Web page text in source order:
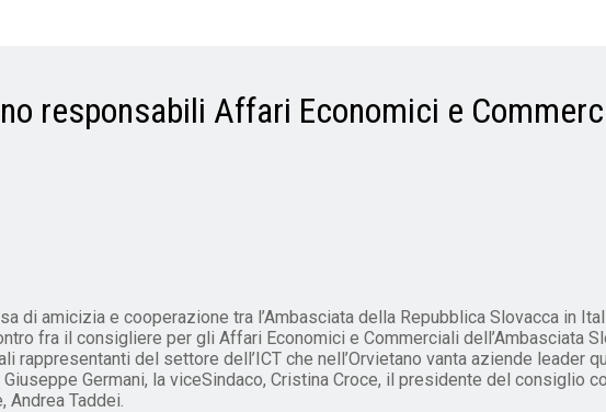
responsabili Affari Economici e
di amicizia e cooperazione tra l’Ambasciata della Repubblica Slovacca in
fra il consigliere per gli Affari Economici e Commerciali dell’Ambasciata
rappresentanti del settore dell’ICT che nell’Orvietano vanta aziende leader
Germani, la viceSindaco, Cristina Croce, il presidente del consiglio
Andrea Taddei.